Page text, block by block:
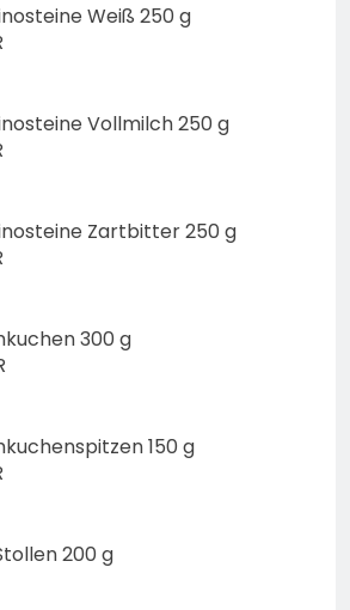
Weiß 250 g
Vollmilch 250 g
Zartbitter 250 g
300 g
150 g
200 g